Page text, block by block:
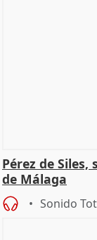
Pérez de
de Málaga
Sonido